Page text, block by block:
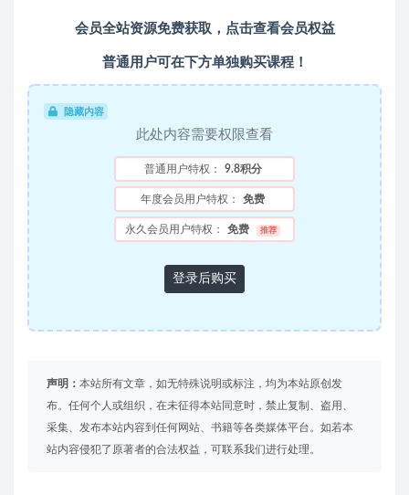
会员全站资源免费获取，点击查看会员权益
普通用户可在下方单独购买课程！
隐藏内容
此处内容需要权限查看
普通用户特权： 9.8积分
年度会员用户特权： 免费
永久会员用户特权： 免费 推荐
登录后购买
声明： 本站所有文章，如无特殊说明或标注，均为本站原创发
布。任何个人或组织，在未征得本站同意时，禁止复制、盗用、
采集、发布本站内容到任何网站、书籍等各类媒体平台。如若本
站内容侵犯了原著者的合法权益，可联系我们进行处理。